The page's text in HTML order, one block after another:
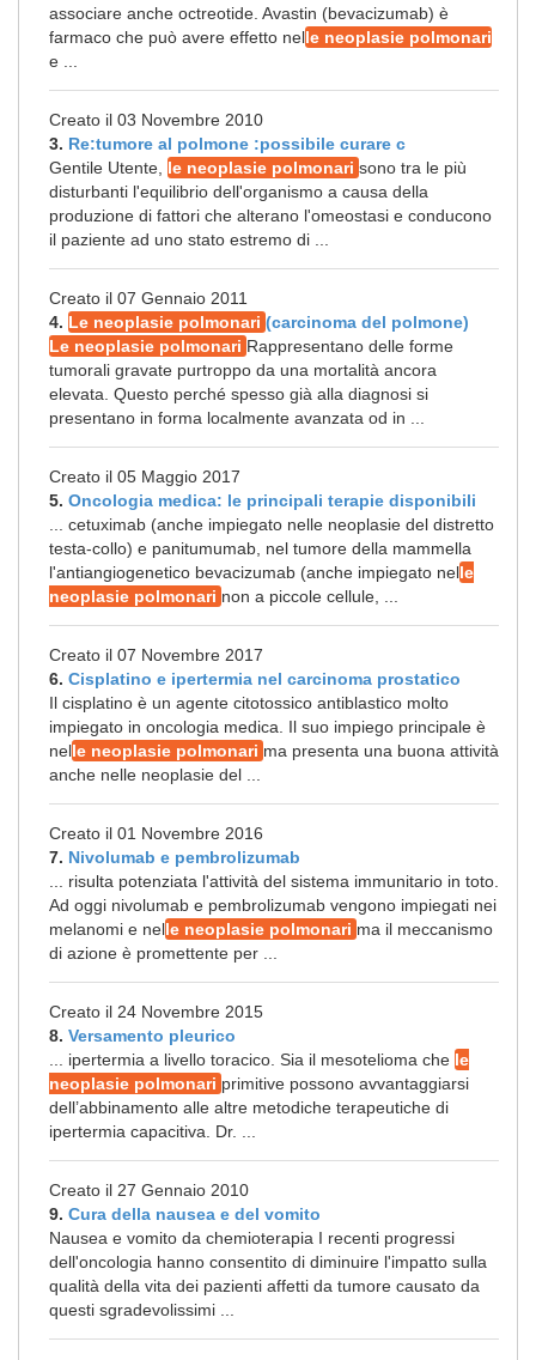
associare anche octreotide. Avastin (bevacizumab) è
farmaco che può avere effetto nelle neoplasie polmonari
e ...
Creato il 03 Novembre 2010
3. Re:tumore al polmone :possibile curare c
Gentile Utente, le neoplasie polmonari sono tra le più
disturbanti l'equilibrio dell'organismo a causa della
produzione di fattori che alterano l'omeostasi e conducono
il paziente ad uno stato estremo di ...
Creato il 07 Gennaio 2011
4. Le neoplasie polmonari (carcinoma del polmone)
Le neoplasie polmonari Rappresentano delle forme
tumorali gravate purtroppo da una mortalità ancora
elevata. Questo perché spesso già alla diagnosi si
presentano in forma localmente avanzata od in ...
Creato il 05 Maggio 2017
5. Oncologia medica: le principali terapie disponibili
... cetuximab (anche impiegato nelle neoplasie del distretto
testa-collo) e panitumumab, nel tumore della mammella
l'antiangiogenetico bevacizumab (anche impiegato nelle
neoplasie polmonari non a piccole cellule, ...
Creato il 07 Novembre 2017
6. Cisplatino e ipertermia nel carcinoma prostatico
Il cisplatino è un agente citotossico antiblastico molto
impiegato in oncologia medica. Il suo impiego principale è
nelle neoplasie polmonari ma presenta una buona attività
anche nelle neoplasie del ...
Creato il 01 Novembre 2016
7. Nivolumab e pembrolizumab
... risulta potenziata l'attività del sistema immunitario in toto.
Ad oggi nivolumab e pembrolizumab vengono impiegati nei
melanomi e nelle neoplasie polmonari ma il meccanismo
di azione è promettente per ...
Creato il 24 Novembre 2015
8. Versamento pleurico
... ipertermia a livello toracico. Sia il mesotelioma che le
neoplasie polmonari primitive possono avvantaggiarsi
dell’abbinamento alle altre metodiche terapeutiche di
ipertermia capacitiva. Dr. ...
Creato il 27 Gennaio 2010
9. Cura della nausea e del vomito
Nausea e vomito da chemioterapia I recenti progressi
dell'oncologia hanno consentito di diminuire l'impatto sulla
qualità della vita dei pazienti affetti da tumore causato da
questi sgradevolissimi ...